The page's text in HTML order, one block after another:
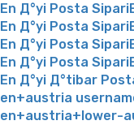
En Д°yi Posta
En Д°yi Posta
En Д°yi Posta
En Д°yi Posta
En Д°yi Д°tibar
en+austria
en+austria+lower-